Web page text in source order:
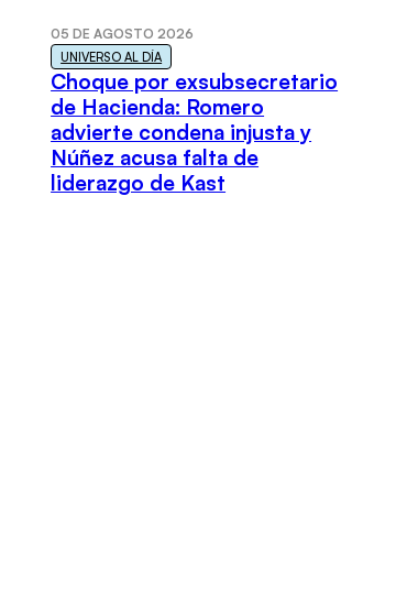
05 DE AGOSTO 2026
UNIVERSO AL DÍA
Choque por exsubsecretario
de Hacienda: Romero
advierte condena injusta y
Núñez acusa falta de
liderazgo de Kast